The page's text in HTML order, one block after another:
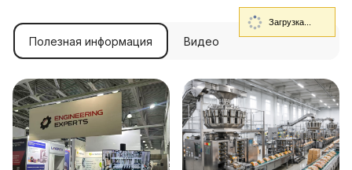
Полезная информация Видео
Загрузка...